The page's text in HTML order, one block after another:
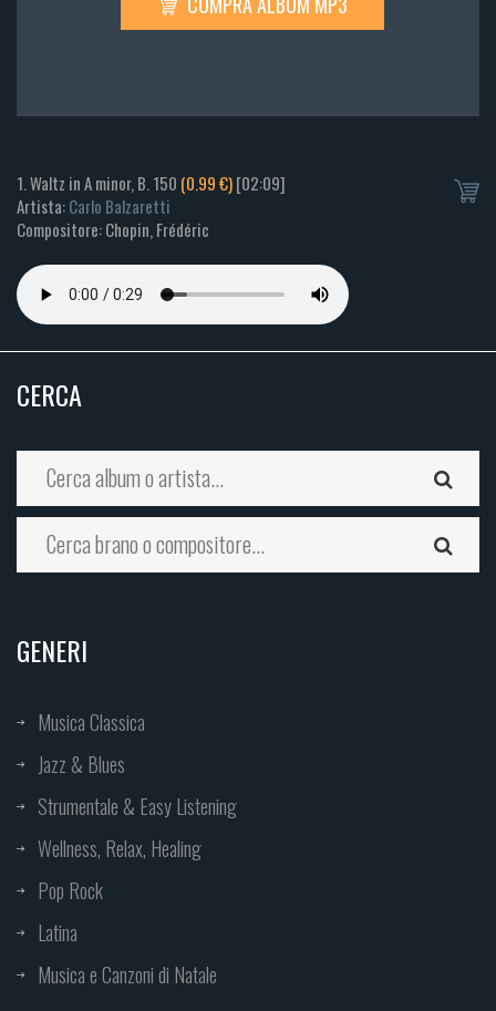
1. Waltz in A minor, B. 150 (0.99 €)[02:09]
Artista:Carlo Balzaretti
Compositore: Chopin, Frédéric
CERCA
GENERI
Musica Classica
Jazz & Blues
Strumentale & Easy Listening
Wellness, Relax, Healing
Pop Rock
Latina
Musica e Canzoni di Natale